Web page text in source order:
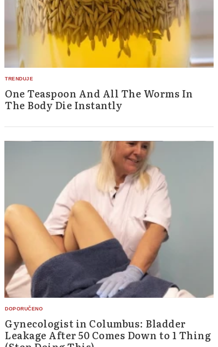
One Teaspoon And All The Worms In
The Body Die Instantly
Gynecologist in Columbus: Bladder
Leakage After 50 Comes Down to 1 Thing